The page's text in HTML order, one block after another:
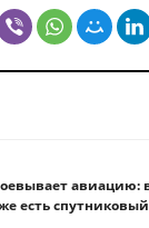
авиацию:
есть